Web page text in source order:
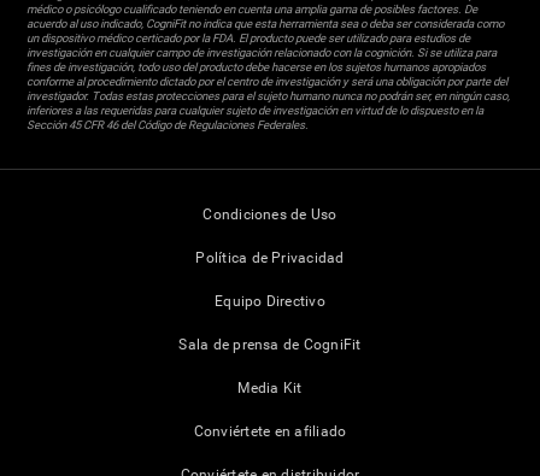
médico o psicólogo cualificado teniendo en cuenta una amplia gama de posibles factores. De
acuerdo al uso indicado, CogniFit no indica que esta herramienta sea o deba ser considerada como
un dispositivo médico certicado por la FDA. El producto puede ser utilizado para estudios de
investigación en cualquier campo de investigación relacionado con la cognición. Si se utiliza para
fines de investigación, todo uso del producto debe hacerse en los sujetos humanos apropiados
conforme al procedimiento dictado por el centro de investigación y será una obligación por parte del
investigador. Todas estas protecciones para el sujeto humano nunca no podrán ser, en ningún caso,
inferiores a las requeridas para cualquier sujeto de investigación en virtud de lo dispuesto en la
Sección 45 CFR 46 del Código de Regulaciones Federales.
Condiciones de Uso
Política de Privacidad
Equipo Directivo
Sala de prensa de CogniFit
Media Kit
Conviértete en afiliado